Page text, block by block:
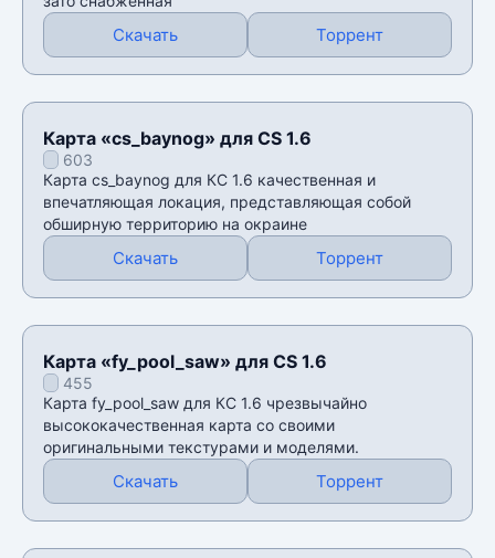
Скачать Торрент
Карта «cs_baynog» для CS 1.6
603
Карта cs_baynog для КС 1.6 качественная и
впечатляющая локация, представляющая собой
обширную территорию на окраине
Скачать Торрент
Карта «fy_pool_saw» для CS 1.6
455
Карта fy_pool_saw для КС 1.6 чрезвычайно
высококачественная карта со своими
оригинальными текстурами и моделями.
Скачать Торрент